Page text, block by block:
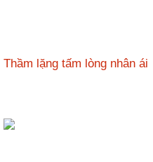
Thầm lặng tấm lòng nhân ái